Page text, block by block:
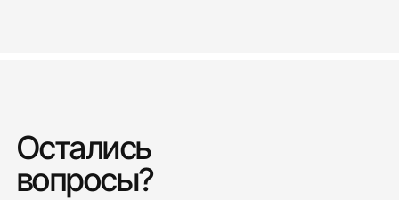
Остались
вопросы?